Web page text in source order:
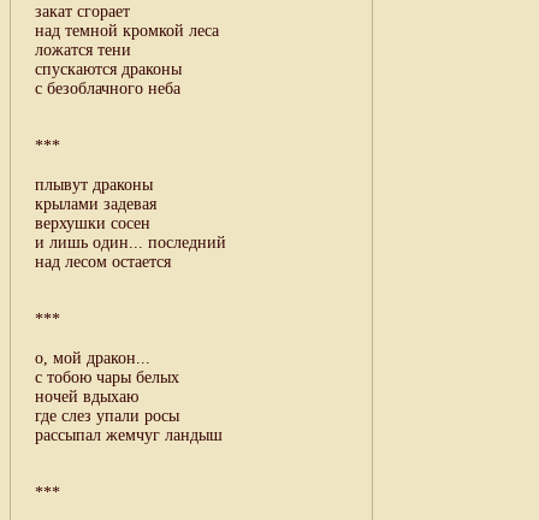
закат сгорает
над темной кромкой леса
ложатся тени
спускаются драконы
с безоблачного неба
***
плывут драконы
крылами задевая
верхушки сосен
и лишь один... последний
над лесом остается
***
о, мой дракон...
с тобою чары белых
ночей вдыхаю
где слез упали росы
рассыпал жемчуг ландыш
***